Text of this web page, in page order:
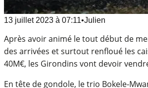
13 juillet 2023 à 07:11•Julien
Après avoir animé le tout début de
des arrivées et surtout renfloué les
40M€, les Girondins vont devoir
En tête de gondole, le trio Bokele-